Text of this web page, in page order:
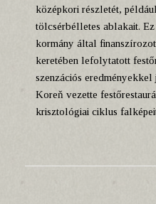
középkori részletét,
tölcsérbélletes ablakait.
kormány által
keretében lefolytatott
szenzációs eredményekkel
Koreň vezette
krisztológiai ciklus